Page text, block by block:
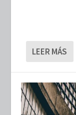
LEER MÁS